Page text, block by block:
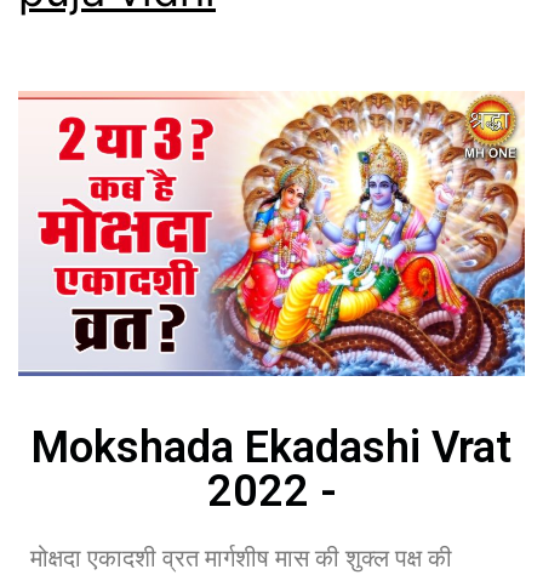
Mokshada Ekadashi Vrat
2022 -
मोक्षदा एकादशी व्रत मार्गशीष मास की शुक्ल पक्ष की